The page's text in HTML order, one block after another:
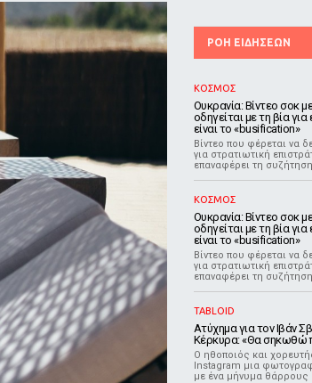
ΡΟΗ ΕΙΔΗΣΕΩΝ
ΚΟΣΜΟΣ
Ουκρανία: Βίντεο σοκ
οδηγείται με τη βία για
είναι το «busification»
Βίντεο που φέρεται να
για στρατιωτική
επαναφέρει τη
ΚΟΣΜΟΣ
Ουκρανία: Βίντεο σοκ
οδηγείται με τη βία για
είναι το «busification»
Βίντεο που φέρεται να
για στρατιωτική
επαναφέρει τη
TABLOID
Ατύχημα για τον Ιβάν
Κέρκυρα: «Θα σηκωθώ
Ο ηθοποιός και
Instagram μια
με ένα μήνυμα θάρρους